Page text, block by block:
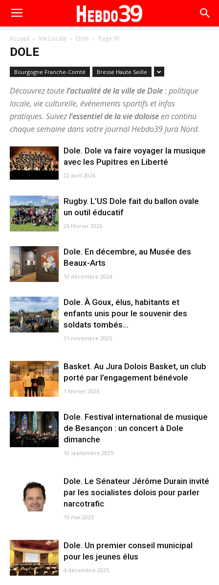
Accueil Vie Locale Dole Page 91
DOLE
Bourgogne Franche-Comté Bresse Haute Seille
Découvrez toutel’actualité de la ville de Dole: politique
locale, vie culturelle, événements sportifs et infos
pratiques. Suivezl’essentiel de la vie doloiseen continu
chaque semaine dans votre journal Hebdo39 Jura Nord.
Dole. Dole va faire voyager la musique
avec les Pupitres en Liberté
22 avril 2026
Rugby. L’US Dole fait du ballon ovale
un outil éducatif
26 février 2026
Dole. En décembre, au Musée des
Beaux-Arts
10 décembre 2024
Dole. À Goux, élus, habitants et
enfants unis pour le souvenir des
soldats tombés...
11 novembre 2025
Basket. Au Jura Dolois Basket, un club
porté par l’engagement bénévole
1 février 2026
Dole. Festival international de musique
de Besançon : un concert à Dole
dimanche
10 septembre 2025
Dole. Le Sénateur Jérôme Durain invité
par les socialistes dolois pour parler
narcotrafic
19 mai 2025
Dole. Un premier conseil municipal
pour les jeunes élus
4 décembre 2025